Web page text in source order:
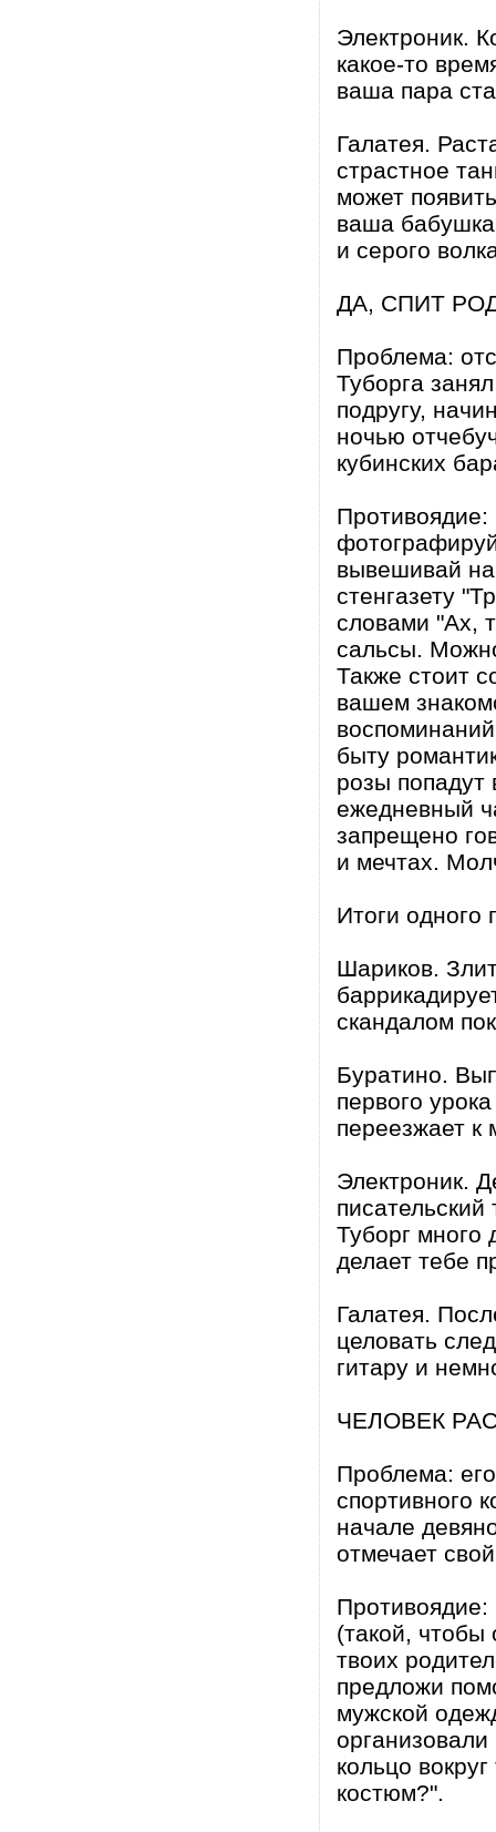
Электроник.
какое-то
ваша пара
Галатея.
страстное
может
ваша
и серого
ДА, СПИТ
Проблема:
Туборга
подругу,
ночью
кубинских
Противоядие:
вывешивай на
стенгазету
словами "Ах,
сальсы.
Также стоит
вашем
быту
розы
ежедневный
запрещено
и мечтах.
Итоги одного
Шариков.
скандалом
Буратино.
первого
переезжает к
Электроник.
Туборг
делает тебе
Галатея.
целовать
гитару и
ЧЕЛОВЕК
Проблема:
спортивного
начале
отмечает
(такой, чтобы
твоих
предложи
мужской
кольцо
костюм?".